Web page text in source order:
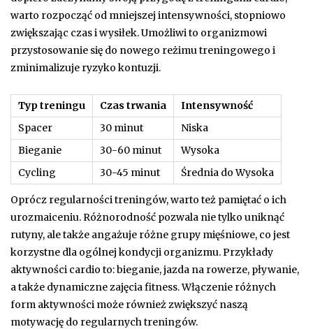
warto rozpocząć od mniejszej intensywności, stopniowo
zwiększając czas i wysiłek. Umożliwi to organizmowi
przystosowanie się do nowego reżimu treningowego i
zminimalizuje ryzyko kontuzji.
Typ treningu Czas trwania
Intensywność
Spacer
30 minut
Niska
Bieganie
30-60 minut
Wysoka
Cycling
30-45 minut Średnia do Wysoka
Oprócz regularności treningów, warto też pamiętać o ich
urozmaiceniu. Różnorodność pozwala nie tylko uniknąć
rutyny, ale także angażuje różne grupy mięśniowe, co jest
korzystne dla ogólnej kondycji organizmu. Przykłady
aktywności cardio to: bieganie, jazda na rowerze, pływanie,
a także dynamiczne zajęcia fitness. Włączenie różnych
form aktywności może również zwiększyć naszą
motywację do regularnych treningów.